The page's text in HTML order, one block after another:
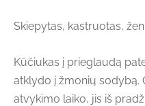
Skiepytas, kastruotas,
Kūčiukas į prieglaudą
atklydo į žmonių sodybą.
atvykimo laiko, jis iš